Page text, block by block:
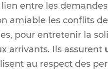
entre les
amiable les conflits
pour entretenir la
arrivants. Ils assurent
au respect des